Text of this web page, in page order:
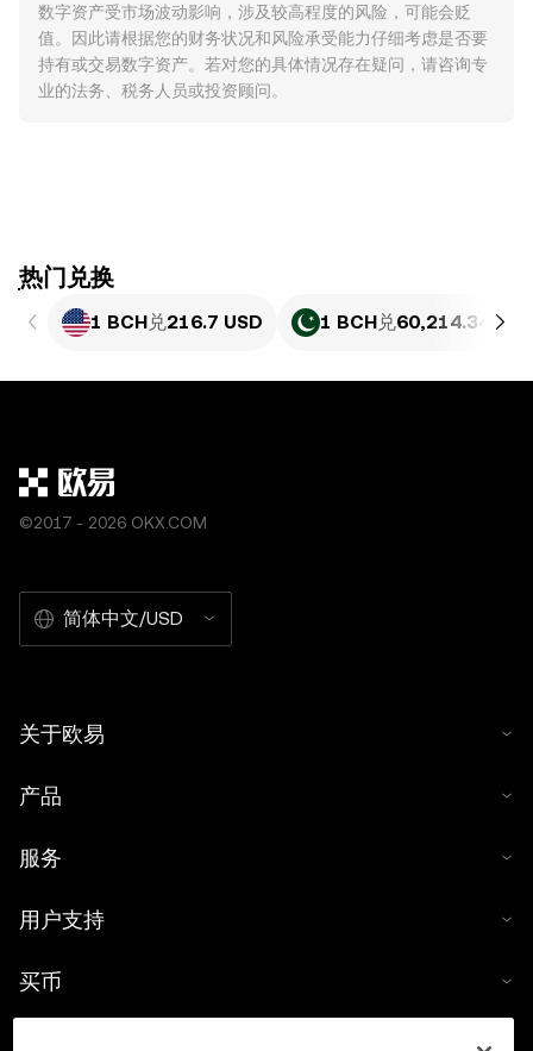
数字资产受市场波动影响，涉及较高程度的风险，可能会贬
值。因此请根据您的财务状况和风险承受能力仔细考虑是否要
持有或交易数字资产。若对您的具体情况存在疑问，请咨询专
业的法务、税务人员或投资顾问。
ִִִִִִִִִִִִִִִִִִִִִִִִִִִִִִִִִִִִִִִִִִִִִִִִ热门兑换
1 BCH兑216.7 USD 1 BCH兑60,214.34 PKR
©2017 - 2026 OKX.COM
简体中文/USD
关于欧易
产品
服务
用户支持
买币